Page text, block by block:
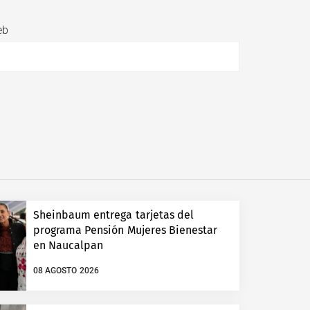
Sheinbaum entrega tarjetas del
programa Pensión Mujeres Bienestar
en Naucalpan
08 AGOSTO 2026